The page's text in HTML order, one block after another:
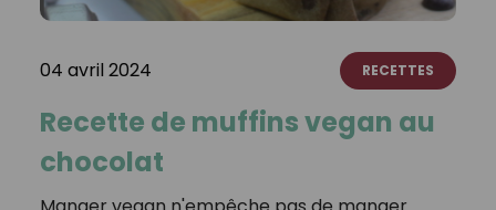
04 avril 2024 RECETTES
Recette de muffins vegan au
chocolat